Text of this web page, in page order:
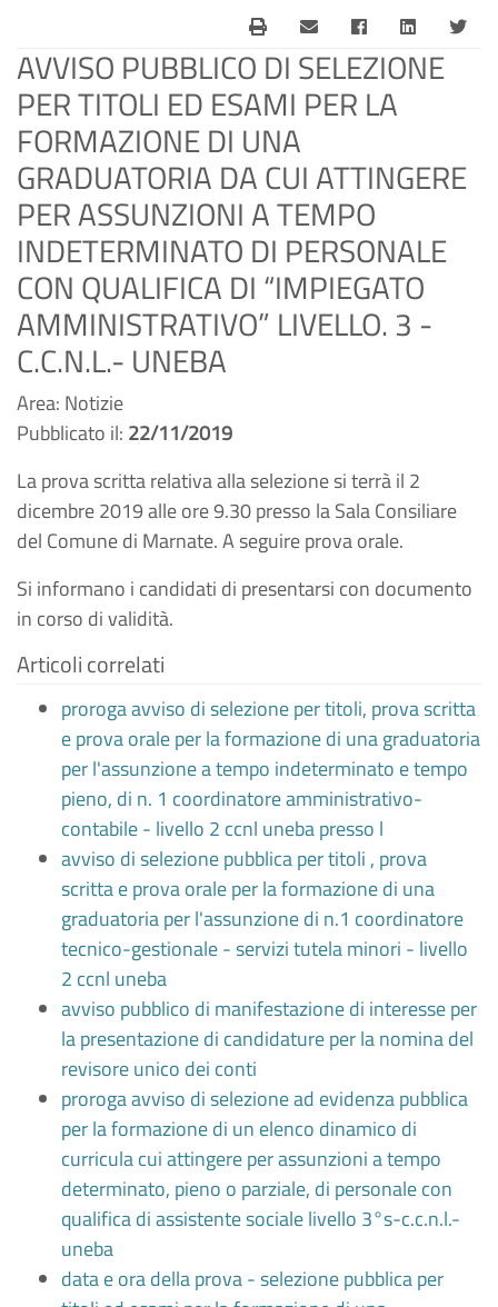
AVVISO PUBBLICO DI SELEZIONE
PER TITOLI ED ESAMI PER LA
FORMAZIONE DI UNA
GRADUATORIA DA CUI ATTINGERE
PER ASSUNZIONI A TEMPO
INDETERMINATO DI PERSONALE
CON QUALIFICA DI “IMPIEGATO
AMMINISTRATIVO” LIVELLO. 3 -
C.C.N.L.- UNEBA
Area: Notizie
Pubblicato il: 22/11/2019
La prova scritta relativa alla selezione si terrà il 2
dicembre 2019 alle ore 9.30 presso la Sala Consiliare
del Comune di Marnate. A seguire prova orale.
Si informano i candidati di presentarsi con documento
in corso di validità.
Articoli correlati
proroga avviso di selezione per titoli, prova scritta
e prova orale per la formazione di una graduatoria
per l'assunzione a tempo indeterminato e tempo
pieno, di n. 1 coordinatore amministrativo-
contabile - livello 2 ccnl uneba presso l
avviso di selezione pubblica per titoli , prova
scritta e prova orale per la formazione di una
graduatoria per l'assunzione di n.1 coordinatore
tecnico-gestionale - servizi tutela minori - livello
2 ccnl uneba
avviso pubblico di manifestazione di interesse per
la presentazione di candidature per la nomina del
revisore unico dei conti
proroga avviso di selezione ad evidenza pubblica
per la formazione di un elenco dinamico di
curricula cui attingere per assunzioni a tempo
determinato, pieno o parziale, di personale con
qualifica di assistente sociale livello 3°s-c.c.n.l.-
uneba
data e ora della prova - selezione pubblica per